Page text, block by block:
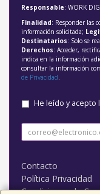
Responsable: WORK
Finalidad: Responder las
información solicitada;
Destinatarios: Solo se
Derechos: Acceder,
indica en la información
consultar la información
de Privacidad.
He leído y acepto
Contacto
Política Privacidad
Condiciones de